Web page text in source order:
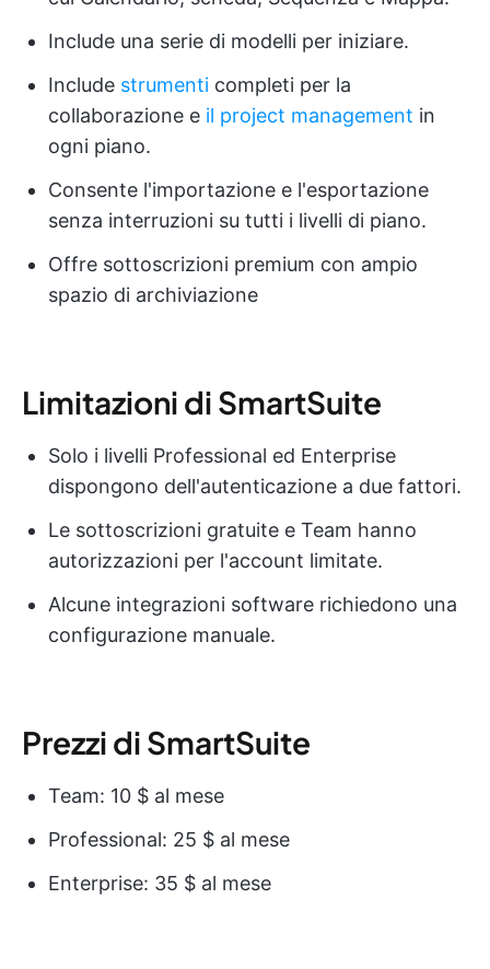
Include una serie di modelli per iniziare.
Include strumenti completi per la
collaborazione e il project management in
ogni piano.
Consente l'importazione e l'esportazione
senza interruzioni su tutti i livelli di piano.
Offre sottoscrizioni premium con ampio
spazio di archiviazione
Limitazioni di SmartSuite
Solo i livelli Professional ed Enterprise
dispongono dell'autenticazione a due fattori.
Le sottoscrizioni gratuite e Team hanno
autorizzazioni per l'account limitate.
Alcune integrazioni software richiedono una
configurazione manuale.
Prezzi di SmartSuite
Team: 10 $ al mese
Professional: 25 $ al mese
Enterprise: 35 $ al mese